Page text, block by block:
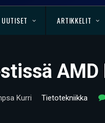
UUTISET ARTIKKELIT
AMD
Kurri Tietotekniikka